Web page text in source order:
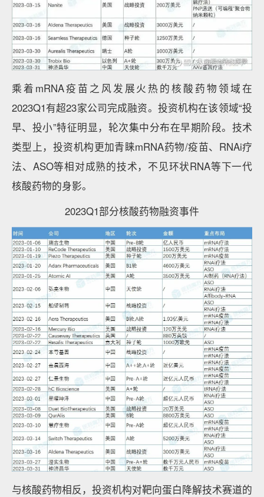
乘着mRNA疫苗之风发展火热的核酸药物领域在
2023Q1有超23家公司完成融资。投资机构在该领域“投
早、投小”特征明显，轮次集中分布在早期阶段。技术
类型上，投资机构更加青睐mRNA药物/疫苗、RNAi疗
法、ASO等相对成熟的技术，不见环状RNA等下一代
核酸药物的身影。
2023Q1部分核酸药物融资事件
与核酸药物相反，投资机构对靶向蛋白降解技术赛道的